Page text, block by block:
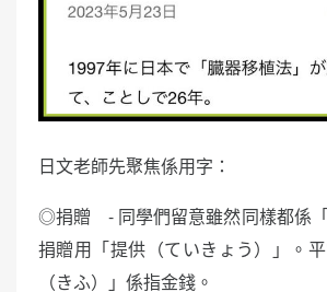
日文老師先聚焦係用字：
◎捐贈 - 同學們留意雖然同樣都係
捐贈用「提供（ていきょう）」。
（きふ）」係指金錢。